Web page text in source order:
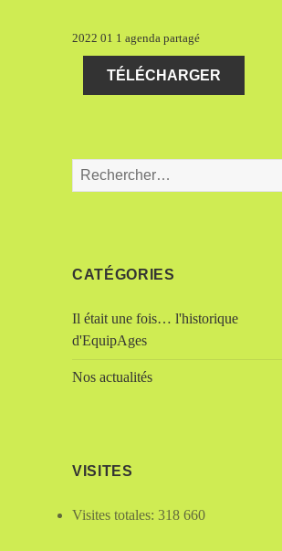
2022 01 1 agenda partagé
TÉLÉCHARGER
CATÉGORIES
Il était une fois… l'historique
d'EquipAges
Nos actualités
VISITES
Visites totales:318 660